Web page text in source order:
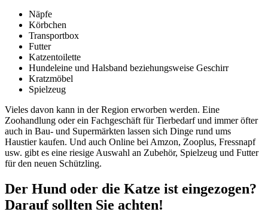
Näpfe
Körbchen
Transportbox
Futter
Katzentoilette
Hundeleine und Halsband beziehungsweise Geschirr
Kratzmöbel
Spielzeug
Vieles davon kann in der Region erworben werden. Eine
Zoohandlung oder ein Fachgeschäft für Tierbedarf und immer öfter
auch in Bau- und Supermärkten lassen sich Dinge rund ums
Haustier kaufen. Und auch Online bei Amzon, Zooplus, Fressnapf
usw. gibt es eine riesige Auswahl an Zubehör, Spielzeug und Futter
für den neuen Schützling.
Der Hund oder die Katze ist eingezogen?
Darauf sollten Sie achten!